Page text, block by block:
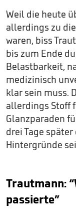
Weil die heute
allerdings zu
waren, biss
bis zum Ende
Belastbarkeit,
medizinisch
klar sein muss.
allerdings Stoff
Glanzparaden
drei Tage
Hintergründe
Trautmann:
passierte”